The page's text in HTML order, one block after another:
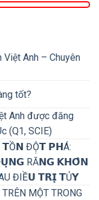
Việt Anh – Chuyên
tốt?
Anh được đăng
(Q1, SCIE)
ĐỘ̣𝗧 𝗣𝗛Á:
RĂ𝗡𝗚 𝗞𝗛𝗢̂𝗡
ĐIỀ𝗨 𝗧𝗥𝗜̣ 𝗧Ủ𝗬
MỘT TRONG